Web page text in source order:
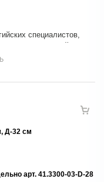
специалистов,
дизайна
Дополнят
Д-32 см
арт. 41.3300-03-D-28